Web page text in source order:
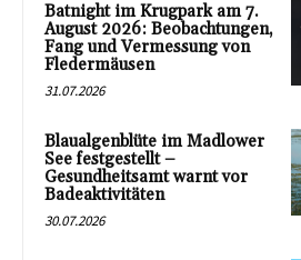
Batnight im Krugpark am 7.
August 2026: Beobachtungen,
Fang und Vermessung von
Fledermäusen
31.07.2026
Blaualgenblüte im Madlower
See festgestellt –
Gesundheitsamt warnt vor
Badeaktivitäten
30.07.2026